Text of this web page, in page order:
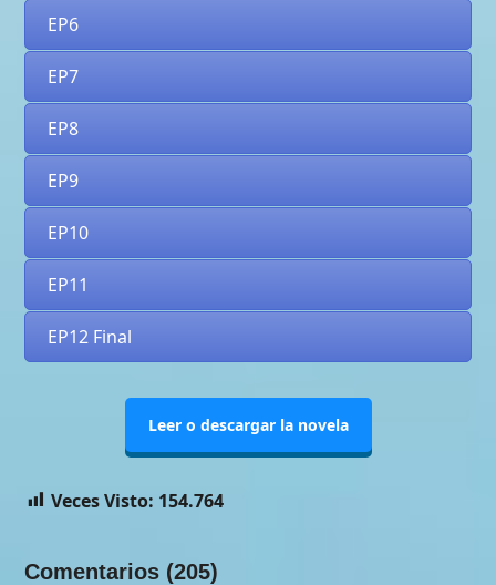
EP6
EP7
EP8
EP9
EP10
EP11
EP12 Final
Leer o descargar la novela
Veces Visto: 154.764
Comentarios (205)